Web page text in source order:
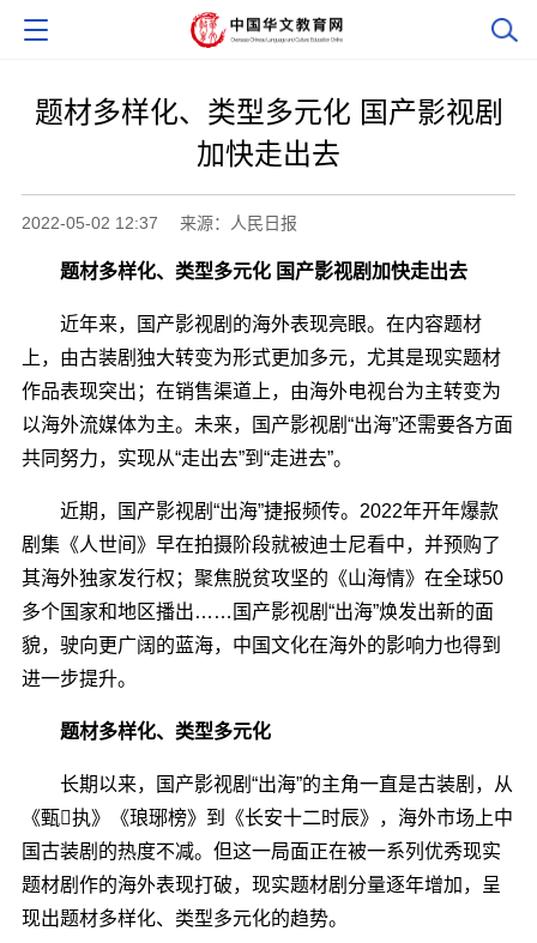
题材多样化、类型多元化 国产影视剧
加快走出去
2022-05-02 12:37 来源：人民日报
题材多样化、类型多元化 国产影视剧加快走出去
近年来，国产影视剧的海外表现亮眼。在内容题材
上，由古装剧独大转变为形式更加多元，尤其是现实题材
作品表现突出；在销售渠道上，由海外电视台为主转变为
以海外流媒体为主。未来，国产影视剧“出海”还需要各方面
共同努力，实现从“走出去”到“走进去”。
近期，国产影视剧“出海”捷报频传。2022年开年爆款
剧集《人世间》早在拍摄阶段就被迪士尼看中，并预购了
其海外独家发行权；聚焦脱贫攻坚的《山海情》在全球50
多个国家和地区播出……国产影视剧“出海”焕发出新的面
貌，驶向更广阔的蓝海，中国文化在海外的影响力也得到
进一步提升。
题材多样化、类型多元化
长期以来，国产影视剧“出海”的主角一直是古装剧，从
《甄执》《琅琊榜》到《长安十二时辰》，海外市场上中
国古装剧的热度不减。但这一局面正在被一系列优秀现实
题材剧作的海外表现打破，现实题材剧分量逐年增加，呈
现出题材多样化、类型多元化的趋势。